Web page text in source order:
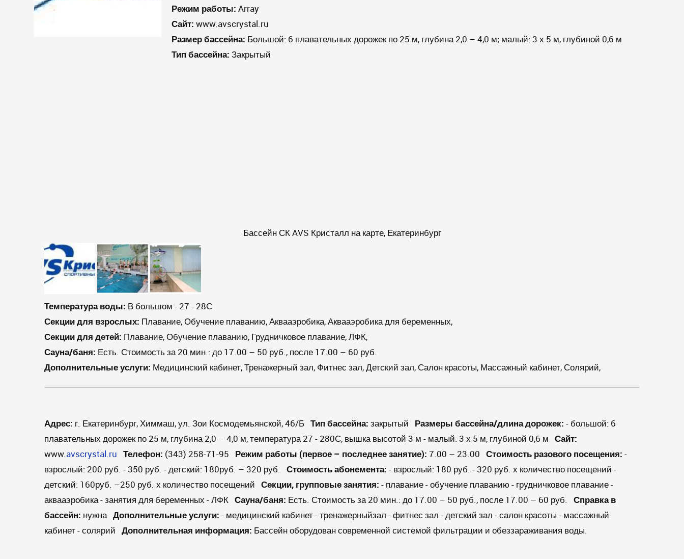
Режим работы: Array
Сайт: www.avscrystal.ru
Размер бассейна: Большой: 6 плавательных дорожек по 25 м, глубина 2,0 – 4,0 м; малый: 3 х 5 м, глубиной 0,6 м
Тип бассейна: Закрытый
Бассейн СК AVS Кристалл на карте, Екатеринбург
Температура воды: В большом - 27 - 28С
Секции для взрослых: Плавание, Обучение плаванию, Аквааэробика, Аквааэробика для беременных,
Секции для детей: Плавание, Обучение плаванию, Грудничковое плавание, ЛФК,
Сауна/баня: Есть. Стоимость за 20 мин.: до 17.00 – 50 руб., после 17.00 – 60 руб.
Дополнительные услуги: Медицинский кабинет, Тренажерный зал, Фитнес зал, Детский зал, Салон красоты, Массажный кабинет, Солярий,
Адрес: г. Екатеринбург, Химмаш, ул. Зои Космодемьянской, 46/Б Тип бассейна: закрытый Размеры бассейна/длина дорожек: - большой: 6
плавательных дорожек по 25 м, глубина 2,0 – 4,0 м, температура 27 - 280С, вышка высотой 3 м - малый: 3 х 5 м, глубиной 0,6 м Сайт:
www.avscrystal.ru Телефон: (343) 258-71-95 Режим работы (первое – последнее занятие): 7.00 – 23.00 Стоимость разового посещения: -
взрослый: 200 руб. - 350 руб. - детский: 180руб. – 320 руб. Стоимость абонемента: - взрослый: 180 руб. - 320 руб. х количество посещений -
детский: 160руб. –250 руб. х количество посещений Секции, групповые занятия: - плавание - обучение плаванию - грудничковое плавание -
аквааэробика - занятия для беременных - ЛФК Сауна/баня: Есть. Стоимость за 20 мин.: до 17.00 – 50 руб., после 17.00 – 60 руб. Справка в
бассейн: нужна Дополнительные услуги: - медицинский кабинет - тренажерныйзал - фитнес зал - детский зал - салон красоты - массажный
кабинет - солярий Дополнительная информация: Бассейн оборудован современной системой фильтрации и обеззараживания воды.